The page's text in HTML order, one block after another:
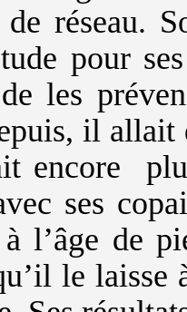
de réseau.
pour
les
il allait
encore
ses
l’âge de
le laisse